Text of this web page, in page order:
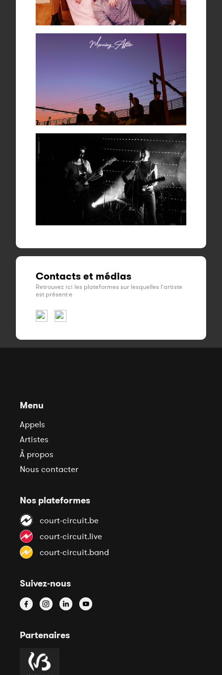
Contacts et médias
Retrouvez ici les plateformes sur lesquelles l'artiste
est présent·e
Menu
Appels
Artistes
À propos
Nous contacter
Nos plateformes
court-circuit.be
court-circuit.live
court-circuit.band
Suivez-nous
Partenaires